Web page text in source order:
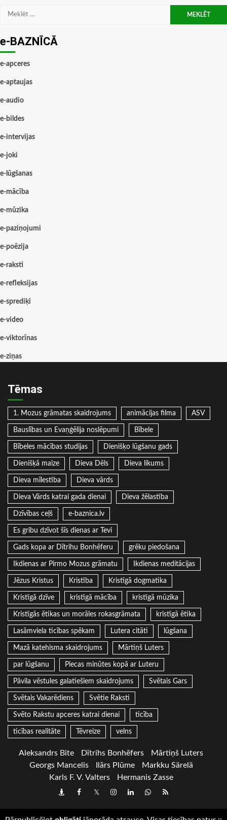
Meklēt:
e-BAZNĪCĀ
e-apceres
e-aptaujas
e-audio
e-bildes
e-intervijas
e-joki
e-lūgšanas
e-mācība
e-mūzika
e-paziņojumi
e-poēzija
e-raksti
e-refleksijas
e-sprediķi
e-video
e-viktorīnas
e-ziņas
Tēmas
1. Mozus grāmatas skaidrojums animācijas filma ASV
Bauslības un Evaņģēlija noslēpumi Bībele
Bībeles mācības studijas Dienišķo lūgšanu gads
Dienišķā maize Dieva Dēls Dieva likums
Dieva mīlestība Dieva vārds
Dieva Vārds katrai gada dienai Dieva žēlastība
Dzīvības ceļš e-baznica.lv
Es gribu dzīvot šīs dienas ar Tevi
Gads kopa ar Dītrihu Bonhēferu grēku piedošana
Ikdienas ar Pirmo Mozus grāmatu Ikdienas meditācijas
Jēzus Kristus Kristība Kristīgā dogmatika
Kristīgā dzīve kristīgā mācība kristīgā mūzika
Kristīgās ētikas un morāles rokasgrāmata kristīgā ētika
Lasāmviela ticības spēkam Lutera citāti lūgšana
Mazā katehisma skaidrojums Mārtiņš Luters
par lūgšanu Piecas minūtes kopā ar Luteru
Pāvila vēstules galatiešiem skaidrojums Svētais Gars
Svētais Vakarēdiens Svētie Raksti
Svēto Rakstu apceres katrai dienai ticība
ticības realitāte Tēvreize velns
Aleksandrs Bite Dītrihs Bonhēfers
Mārtiņš Luters
Georgs Mancelis
Ilārs Plūme
Markku Särelä
Karls F. V. Valters
Hermanis Zasse
DraugiemFacebook
TwitterInstagram
LinkedInwhatsapp
RSS